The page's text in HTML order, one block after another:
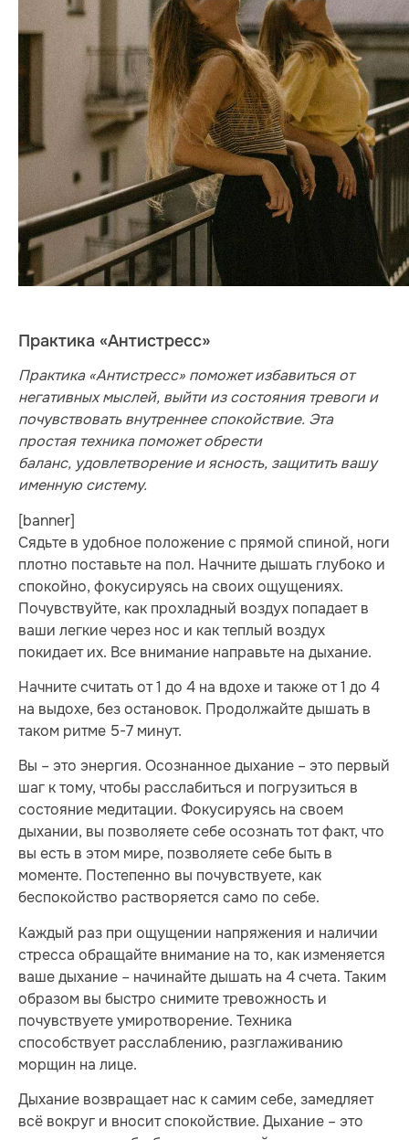
Практика «Антистресс»
Практика «Антистресс» поможет избавиться от
негативных мыслей, выйти из состояния тревоги и
почувствовать внутреннее спокойствие. Эта
простая техника поможет обрести
баланс, удовлетворение и ясность, защитить вашу
именную систему.
[banner]
Сядьте в удобное положение с прямой спиной, ноги
плотно поставьте на пол. Начните дышать глубоко и
спокойно, фокусируясь на своих ощущениях.
Почувствуйте, как прохладный воздух попадает в
ваши легкие через нос и как теплый воздух
покидает их. Все внимание направьте на дыхание.
Начните считать от 1 до 4 на вдохе и также от 1 до 4
на выдохе, без остановок. Продолжайте дышать в
таком ритме 5-7 минут.
Вы – это энергия. Осознанное дыхание – это первый
шаг к тому, чтобы расслабиться и погрузиться в
состояние медитации. Фокусируясь на своем
дыхании, вы позволяете себе осознать тот факт, что
вы есть в этом мире, позволяете себе быть в
моменте. Постепенно вы почувствуете, как
беспокойство растворяется само по себе.
Каждый раз при ощущении напряжения и наличии
стресса обращайте внимание на то, как изменяется
ваше дыхание – начинайте дышать на 4 счета. Таким
образом вы быстро снимите тревожность и
почувствуете умиротворение. Техника
способствует расслаблению, разглаживанию
морщин на лице.
Дыхание возвращает нас к самим себе, замедляет
всё вокруг и вносит спокойствие. Дыхание – это